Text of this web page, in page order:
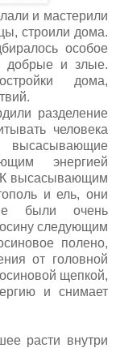
и мастерили
строили дома.
особое
добрые и злые.
дома,
разделение
человека
высасывающие
энергией
К высасывающим
и ель, они
были очень
следующим
полено,
от головной
щепкой,
и снимает
расти внутри